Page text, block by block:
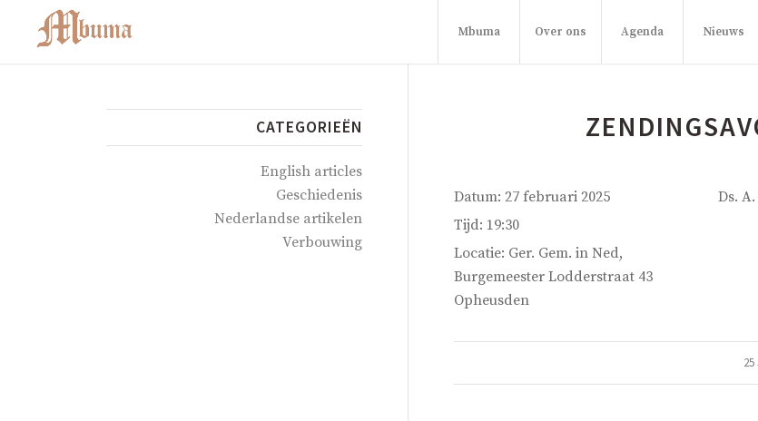
Mbuma Over ons Agenda Nieuws
Datum:27 februari 2025
Tijd:19:30
Locatie: Ger. Gem. in Ned,
Burgemeester Lodderstraat 43
Opheusden
Ds.
25
CATEGORIEËN
English articles
Geschiedenis
Nederlandse artikelen
Verbouwing